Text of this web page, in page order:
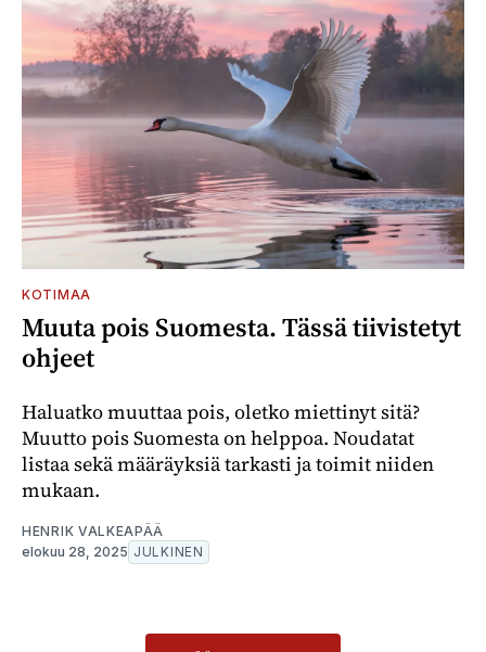
KOTIMAA
Muuta pois Suomesta. Tässä tiivistetyt
ohjeet
Haluatko muuttaa pois, oletko miettinyt sitä?
Muutto pois Suomesta on helppoa. Noudatat
listaa sekä määräyksiä tarkasti ja toimit niiden
mukaan.
HENRIK VALKEAPÄÄ
elokuu 28, 2025 JULKINEN